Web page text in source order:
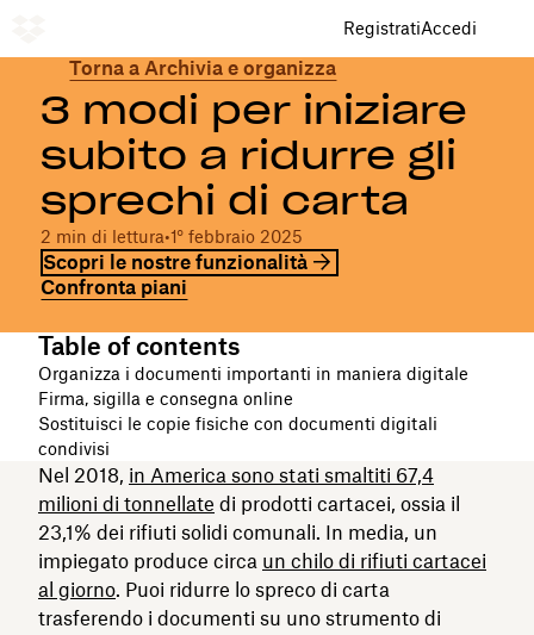
RegistratiAccedi
Torna a Archivia e organizza
3 modi per iniziare
subito a ridurre gli
sprechi di carta
2 min di lettura•1° febbraio 2025
Scopri le nostre funzionalità
Confronta piani
Table of contents
Organizza i documenti importanti in maniera digitale
Firma, sigilla e consegna online
Sostituisci le copie fisiche con documenti digitali
condivisi
Nel 2018, in America sono stati smaltiti 67,4
milioni di tonnellate di prodotti cartacei, ossia il
23,1% dei rifiuti solidi comunali. In media, un
impiegato produce circa un chilo di rifiuti cartacei
al giorno. Puoi ridurre lo spreco di carta
trasferendo i documenti su uno strumento di